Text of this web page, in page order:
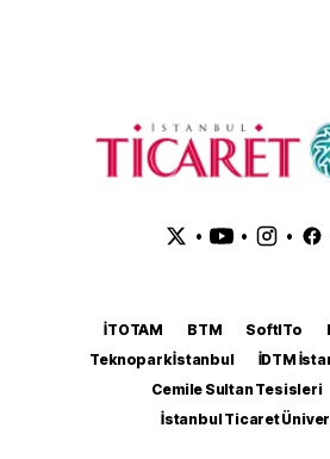
• • •
İTOTAM BTM SoftITo
Teknopark İstanbul
İDTM
Cemile Sultan Tesisleri
İstanbul Ticaret